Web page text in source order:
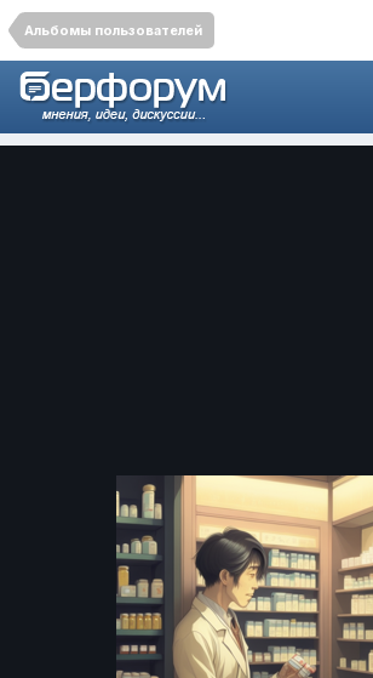
Альбомы пользователей